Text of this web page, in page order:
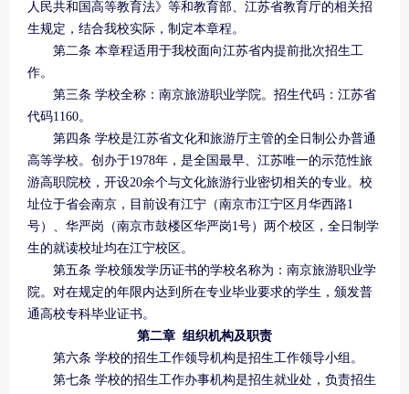
人民共和国高等教育法》等和教育部、江苏省教育厅的相关招
生规定，结合我校实际，制定本章程。
第二条 本章程适用于我校面向江苏省内提前批次招生工
作。
第三条 学校全称：南京旅游职业学院。招生代码：江苏省
代码1160。
第四条 学校是江苏省文化和旅游厅主管的全日制公办普通
高等学校。创办于1978年，是全国最早、江苏唯一的示范性旅
游高职院校，开设20余个与文化旅游行业密切相关的专业。校
址位于省会南京，目前设有江宁（南京市江宁区月华西路1
号）、华严岗（南京市鼓楼区华严岗1号）两个校区，全日制学
生的就读校址均在江宁校区。
第五条 学校颁发学历证书的学校名称为：南京旅游职业学
院。对在规定的年限内达到所在专业毕业要求的学生，颁发普
通高校专科毕业证书。
第二章 组织机构及职责
第六条 学校的招生工作领导机构是招生工作领导小组。
第七条 学校的招生工作办事机构是招生就业处，负责招生